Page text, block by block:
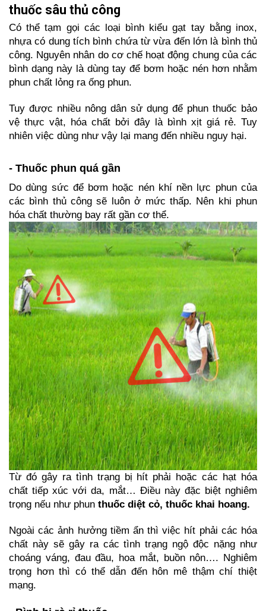
thuốc sâu thủ công
Có thể tạm gọi các loại bình kiểu gạt tay bằng inox,
nhựa có dung tích bình chứa từ vừa đến lớn là bình thủ
công. Nguyên nhân do cơ chế hoạt động chung của các
bình dạng này là dùng tay để bơm hoặc nén hơn nhằm
phun chất lỏng ra ống phun.
Tuy được nhiều nông dân sử dụng để phun thuốc bảo
vệ thực vật, hóa chất bởi đây là bình xịt giá rẻ. Tuy
nhiên việc dùng như vậy lại mang đến nhiều nguy hại.
- Thuốc phun quá gần
Do dùng sức để bơm hoặc nén khí nền lực phun của
các bình thủ công sẽ luôn ở mức thấp. Nên khi phun
hóa chất thường bay rất gần cơ thể.
Từ đó gây ra tình trạng bị hít phải hoặc các hạt hóa
chất tiếp xúc với da, mắt… Điều này đặc biệt nghiêm
trọng nếu như phun thuốc diệt cỏ, thuốc khai hoang.
Ngoài các ảnh hưởng tiềm ẩn thì việc hít phải các hóa
chất này sẽ gây ra các tình trạng ngộ độc nặng như
choáng váng, đau đầu, hoa mắt, buồn nôn…. Nghiêm
trọng hơn thì có thể dẫn đến hôn mê thậm chí thiệt
mạng.